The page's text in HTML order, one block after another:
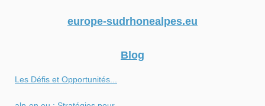
europe-sudrhonealpes.eu
Blog
Les Défis et Opportunités...